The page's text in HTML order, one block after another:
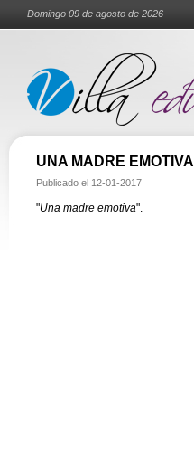
Domingo 09 de agosto de 2026
UNA MADRE EMOTIVA
Publicado el 12-01-2017
"Una madre emotiva".